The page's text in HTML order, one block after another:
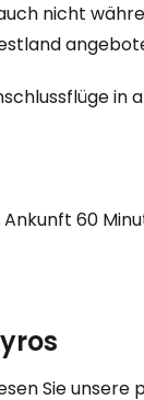
nicht
in
60
Sie unsere